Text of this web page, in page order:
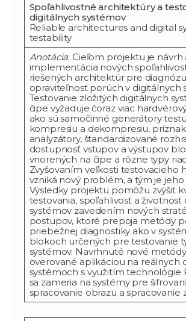
Spoľahlivostné architektúry a
digitálnych systémov
Reliable architectures and digital
testability
Anotácia: Cieľom projektu je návrh
implementácia nových
riešených architektúr pre
opraviteľnosť porúch v digitálnych
Testovanie zložitých digitálnych
čipe vyžaduje čoraz viac
ako sú samočinné generátory
kompresiu a dekompresiu,
analyzátory, štandardizované
dostupnosť vstupov a výstupov
vnorených na čipe a rôzne typy
Zvyšovaním veľkosti testovacieho
vzniká nový problém, a tým je jeho
Výsledky projektu pomôžu zvýšiť
testovania, spoľahlivosť a životnosť
systémov zavedením nových
postupov, ktoré prepoja metódy
priebežnej diagnostiky ako v
blokoch určených pre testovanie
systémov. Navrhnuté nové
overované aplikáciou na reálnych
systémoch s využitím technológie
sa zameria na systémy pre
spracovanie obrazu a spracovanie